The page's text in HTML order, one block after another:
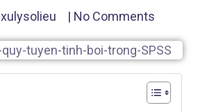
xulysolieu | No Comments